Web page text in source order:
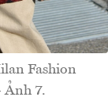
Fashion
Ảnh 7.